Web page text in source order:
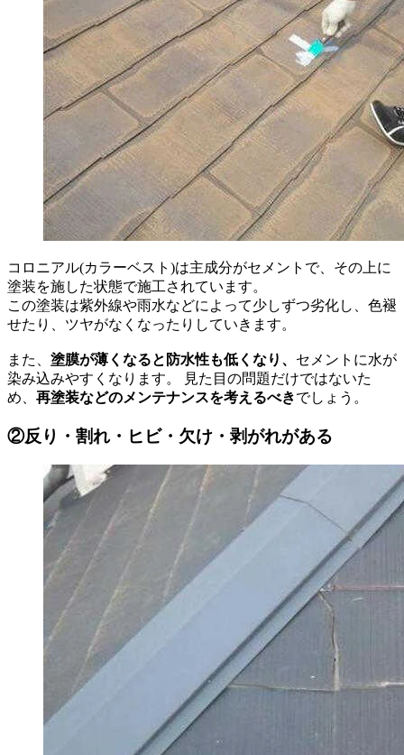
コロニアル(カラーベスト)は主成分がセメントで、その上に
塗装を施した状態で施工されています。
この塗装は紫外線や雨水などによって少しずつ劣化し、色褪
せたり、ツヤがなくなったりしていきます。
また、 塗膜が薄くなると防水性も低くなり、 セメントに水が
染み込みやすくなります。 見た目の問題だけではないた
め、 再塗装などのメンテナンスを考えるべきでしょう。
②反り・割れ・ヒビ・欠け・剥がれがある